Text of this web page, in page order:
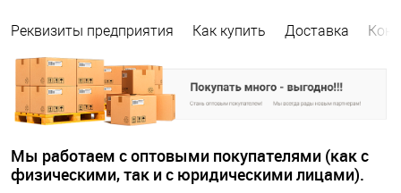
Реквизиты предприятия Как купить Доставка
Мы работаем с оптовыми покупателями (как с
физическими, так и с юридическими лицами).